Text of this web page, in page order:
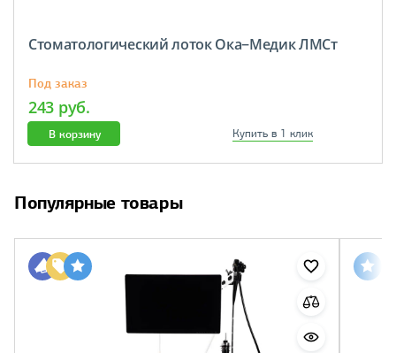
Cтоматологический лоток Ока−Медик ЛМСт
Под заказ
243 руб.
В корзину Купить в 1 клик
Популярные товары